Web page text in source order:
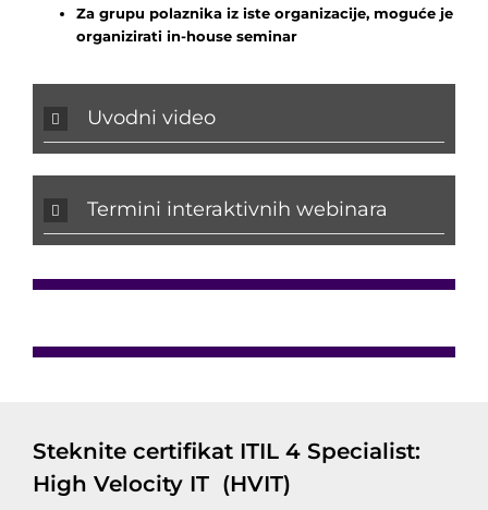
Za grupu polaznika iz iste organizacije, moguće je
organizirati in-house seminar
Uvodni video
Termini interaktivnih webinara
Steknite certifikat ITIL 4 Specialist:
High Velocity IT (HVIT)